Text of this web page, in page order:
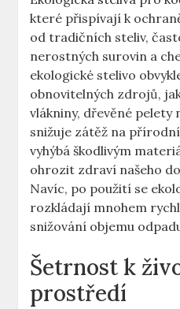
které přispívají k
od tradičních steliv,
nerostných surovin a
ekologické stelivo
obnovitelných zdrojů,
vlákniny, dřevěné pelety
snižuje zátěž na
vyhýbá škodlivým
ohrozit zdraví našeho
Navíc, po použití se
rozkládají mnohem
snižování objemu
Šetrnost k
prostředí